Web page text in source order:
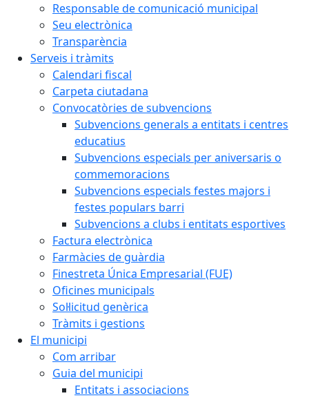
Responsable de comunicació municipal
Seu electrònica
Transparència
Serveis i tràmits
Calendari fiscal
Carpeta ciutadana
Convocatòries de subvencions
Subvencions generals a entitats i centres
educatius
Subvencions especials per aniversaris o
commemoracions
Subvencions especials festes majors i
festes populars barri
Subvencions a clubs i entitats esportives
Factura electrònica
Farmàcies de guàrdia
Finestreta Única Empresarial (FUE)
Oficines municipals
Sol·licitud genèrica
Tràmits i gestions
El municipi
Com arribar
Guia del municipi
Entitats i associacions